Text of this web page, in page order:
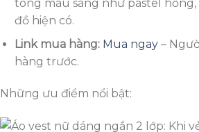
tông màu sáng như pastel
đồ hiện có.
Link mua hàng: Mua ngay–
hàng trước.
Những ưu điểm nổi bật: